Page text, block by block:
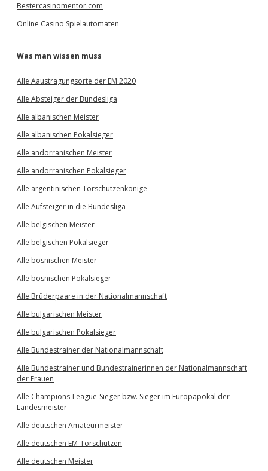
Bestercasinomentor.com
Online Casino Spielautomaten
Was man wissen muss
Alle Aaustragungsorte der EM 2020
Alle Absteiger der Bundesliga
Alle albanischen Meister
Alle albanischen Pokalsieger
Alle andorranischen Meister
Alle andorranischen Pokalsieger
Alle argentinischen Torschützenkönige
Alle Aufsteiger in die Bundesliga
Alle belgischen Meister
Alle belgischen Pokalsieger
Alle bosnischen Meister
Alle bosnischen Pokalsieger
Alle Brüderpaare in der Nationalmannschaft
Alle bulgarischen Meister
Alle bulgarischen Pokalsieger
Alle Bundestrainer der Nationalmannschaft
Alle Bundestrainer und Bundestrainerinnen der Nationalmannschaft
der Frauen
Alle Champions-League-Sieger bzw. Sieger im Europapokal der
Landesmeister
Alle deutschen Amateurmeister
Alle deutschen EM-Torschützen
Alle deutschen Meister